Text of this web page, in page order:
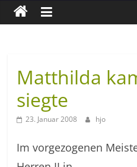
Matthilda
siegte
23. Januar 2008 hjo
Im vorgezogenen